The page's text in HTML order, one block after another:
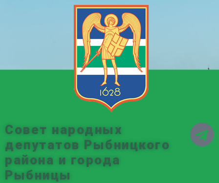
Совет народных
депутатов Рыбницкого
района и города
Рыбницы